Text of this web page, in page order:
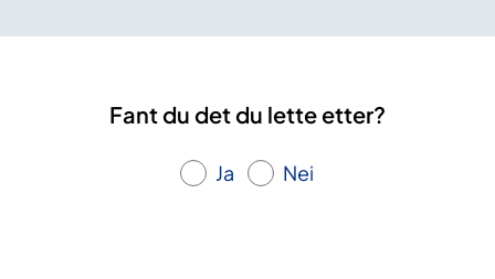
Fant du det du lette etter?
Ja Nei